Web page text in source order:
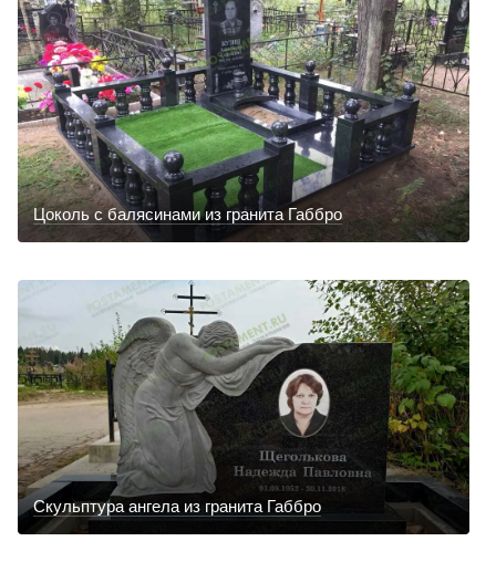
Цоколь с балясинами из гранита Габбро
Скульптура ангела из гранита Габбро